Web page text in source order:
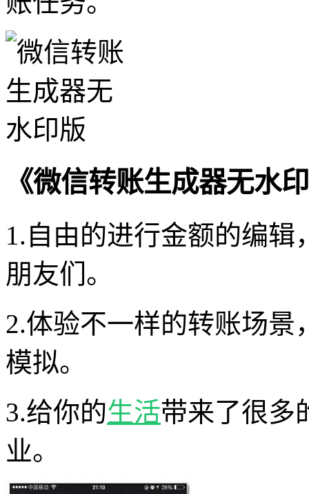
《微信转账生成器无水
1.自由的进行金额的编
朋友们。
2.体验不一样的转账场
模拟。
3.给你的生活带来了很多
业。